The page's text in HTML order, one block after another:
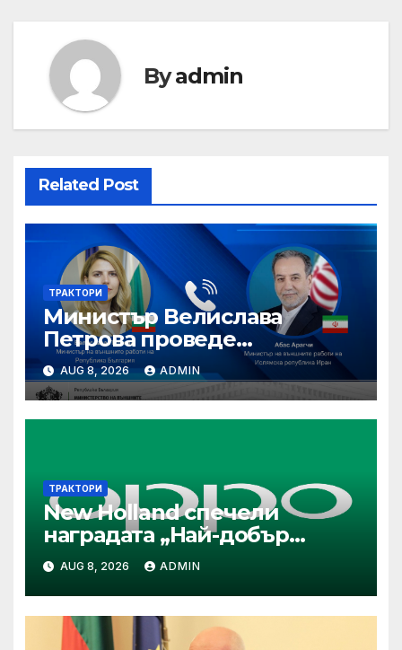
Byadmin
Related Post
ТРАКТОРИ
Министър Велислава
Петрова проведе
телефонен разговор с
министъра на външните
работи на Ислямска
република Иран Абас
AUG 8, 2026 ADMIN
ТРАКТОРИ
New Holland спечели
наградата „Най-добър
специализиран трактор“ на
конкурса Tractor of the Year
2026
AUG 8, 2026 ADMIN